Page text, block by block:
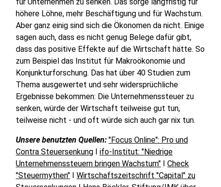
höhere Löhne, mehr Beschäftigung und für Wachstum.
Aber ganz einig sind sich die Ökonomen da nicht. Einige
sagen auch, dass es nicht genug Belege dafür gibt,
dass das positive Effekte auf die Wirtschaft hätte. So
zum Beispiel das Institut für Makroökonomie und
Konjunkturforschung. Das hat über 40 Studien zum
Thema ausgewertet und sehr widersprüchliche
Ergebnisse bekommen: Die Unternehmenssteuer zu
senken, würde der Wirtschaft teilweise gut tun,
teilweise nicht - und oft würde sich auch gar nix tun.
Unsere benutzten Quellen: "Focus Online": Pro und
Contra Steuersenkung I ifo-Institut: "Niedrige
Unternehmenssteuern bringen Wachstum" I Check
"Steuermythen" I Wirtschaftszeitschrift "Capital" zu